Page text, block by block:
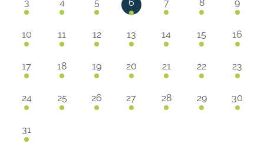
3 4 5 6 7 8 9
10 11 12 13 14 15 16
17 18 19 20 21 22 23
24 25 26 27 28 29 30
31